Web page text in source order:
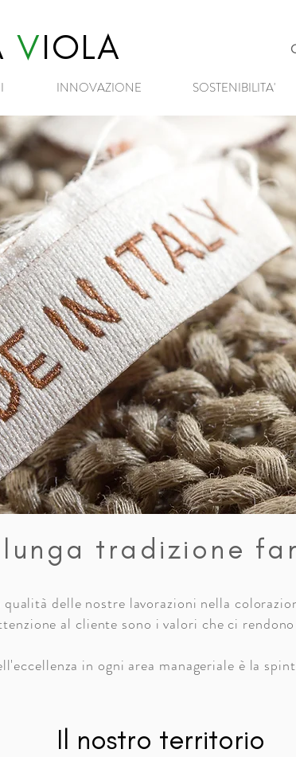
INNOVAZIONE SOSTENIBILITA'
lunga tradizione
delle nostre lavorazioni nella
al cliente sono i valori che ci
in ogni area manageriale è la
Il nostro territorio
VIOLA